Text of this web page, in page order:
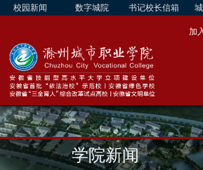
校园新闻 数字城院 书记校长信箱
加
学院新闻